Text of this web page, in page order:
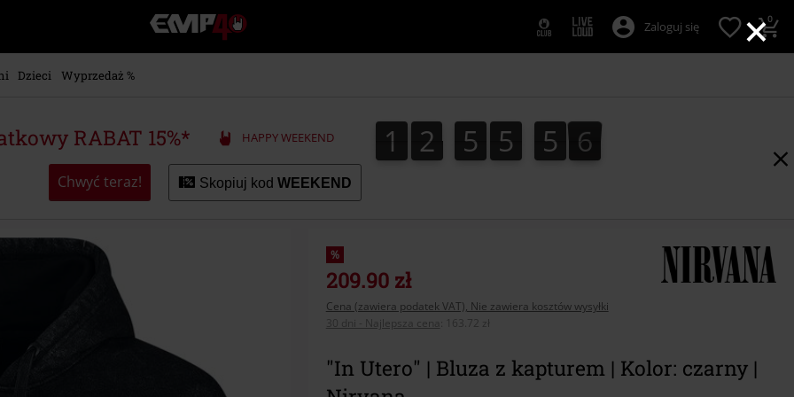
×
EMP
-
Merch
Seriali
Gier
Zaloguj się 0
Dzieci Wyprzedaż %
RABAT 15%* HAPPY WEEKEND 1
1 2
2 5
5 5
6
5 5
0
5 3
4
3
5
4
Chwyć teraz! Skopiuj kod WEEKEND
%
209.90 zł
Cena (zawiera podatek VAT), Nie zawiera kosztów wysyłki
30 dni - Najlepsza cena
163.72 zł
"In Utero" | Bluza z kapturem | Kolor: czarny |